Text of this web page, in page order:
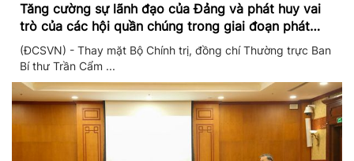
Tăng cường sự lãnh đạo của Đảng và phát huy vai
trò của các hội quần chúng trong giai đoạn phát
triển mới
(ĐCSVN) - Thay mặt Bộ Chính trị, đồng chí Thường trực Ban
Bí thư Trần Cẩm ...